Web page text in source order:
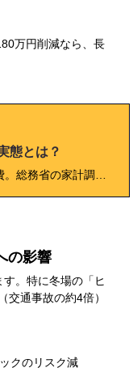
万円削減なら、長
態とは？
の影響
。特に冬場の「ヒ
交通事故の約4倍）
クのリスク減